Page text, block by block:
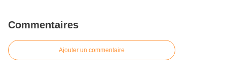
Commentaires
Ajouter un commentaire